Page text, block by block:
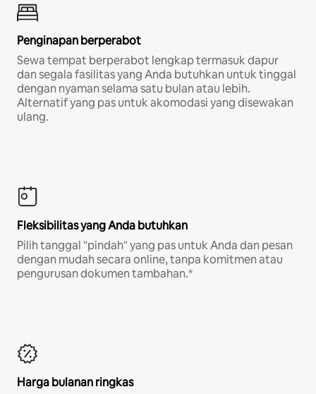
Penginapan berperabot
Sewa tempat berperabot lengkap termasuk dapur
dan segala fasilitas yang Anda butuhkan untuk tinggal
dengan nyaman selama satu bulan atau lebih.
Alternatif yang pas untuk akomodasi yang disewakan
ulang.
Fleksibilitas yang Anda butuhkan
Pilih tanggal "pindah" yang pas untuk Anda dan pesan
dengan mudah secara online, tanpa komitmen atau
pengurusan dokumen tambahan.*
Harga bulanan ringkas